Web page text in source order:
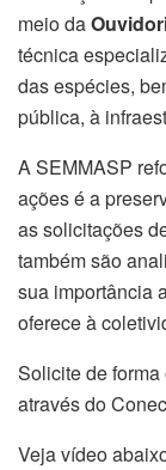
meio da
técnica
das espécies,
pública, à
A SEMMASP
ações é a
as solicitações
também são
sua importância
oferece à
Solicite de
através do
Veja vídeo